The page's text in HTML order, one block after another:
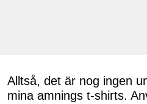
Alltså, det är nog ingen
mina amnings t-shirts.